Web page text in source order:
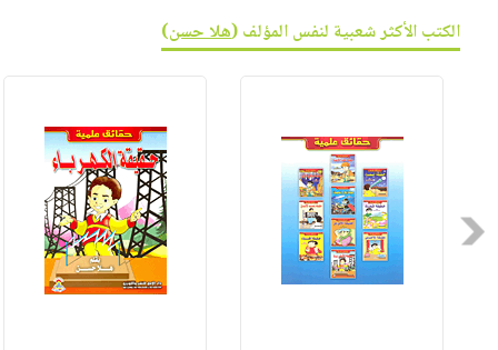
أطفال
مناسبات
فيديوهات
أسئلة
يتكرر
خدمات
عربة
الإصدارات
الكتب الأكثر شعبية لنفس المؤلف (هلا حسن)
Previous